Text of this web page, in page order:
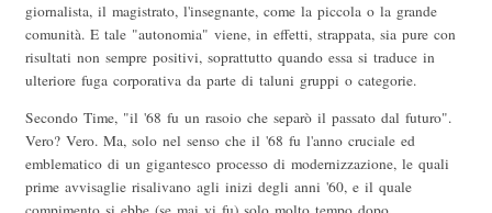
giornalista, il magistrato, l'insegnante, come la piccola o la grande
comunità. E tale "autonomia" viene, in effetti, strappata, sia pure con
risultati non sempre positivi, soprattutto quando essa si traduce in
ulteriore fuga corporativa da parte di taluni gruppi o categorie.
Secondo Time, "il '68 fu un rasoio che separò il passato dal futuro".
Vero? Vero. Ma, solo nel senso che il '68 fu l'anno cruciale ed
emblematico di un gigantesco processo di modernizzazione, le quali
prime avvisaglie risalivano agli inizi degli anni '60, e il quale